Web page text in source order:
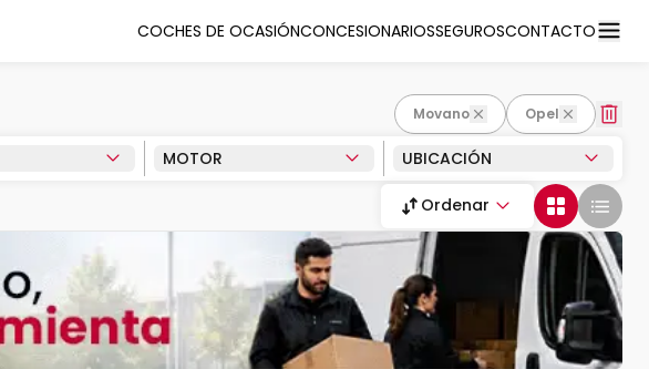
COCHES DE OCASIÓNCONCESIONARIOSSEGUROSCONTACTO
Opel
Movano
MOTOR UBICACIÓN
Ordenar